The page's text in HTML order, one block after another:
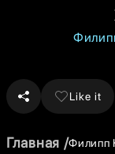
Like it
Главная Филипп